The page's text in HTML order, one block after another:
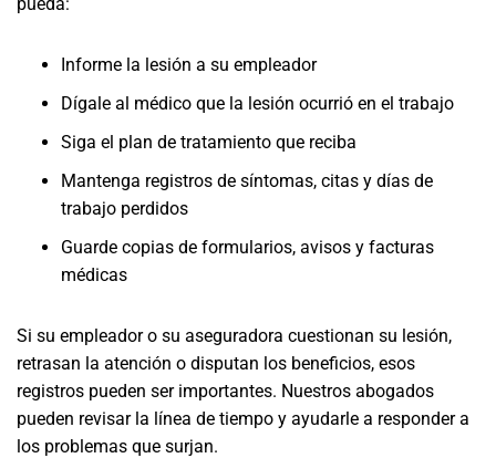
Informe la lesión a su empleador
Dígale al médico que la lesión ocurrió en el trabajo
Siga el plan de tratamiento que reciba
Mantenga registros de síntomas, citas y días de
trabajo perdidos
Guarde copias de formularios, avisos y facturas
médicas
Si su empleador o su aseguradora cuestionan su lesión,
retrasan la atención o disputan los beneficios, esos
registros pueden ser importantes. Nuestros abogados
pueden revisar la línea de tiempo y ayudarle a responder a
los problemas que surjan.